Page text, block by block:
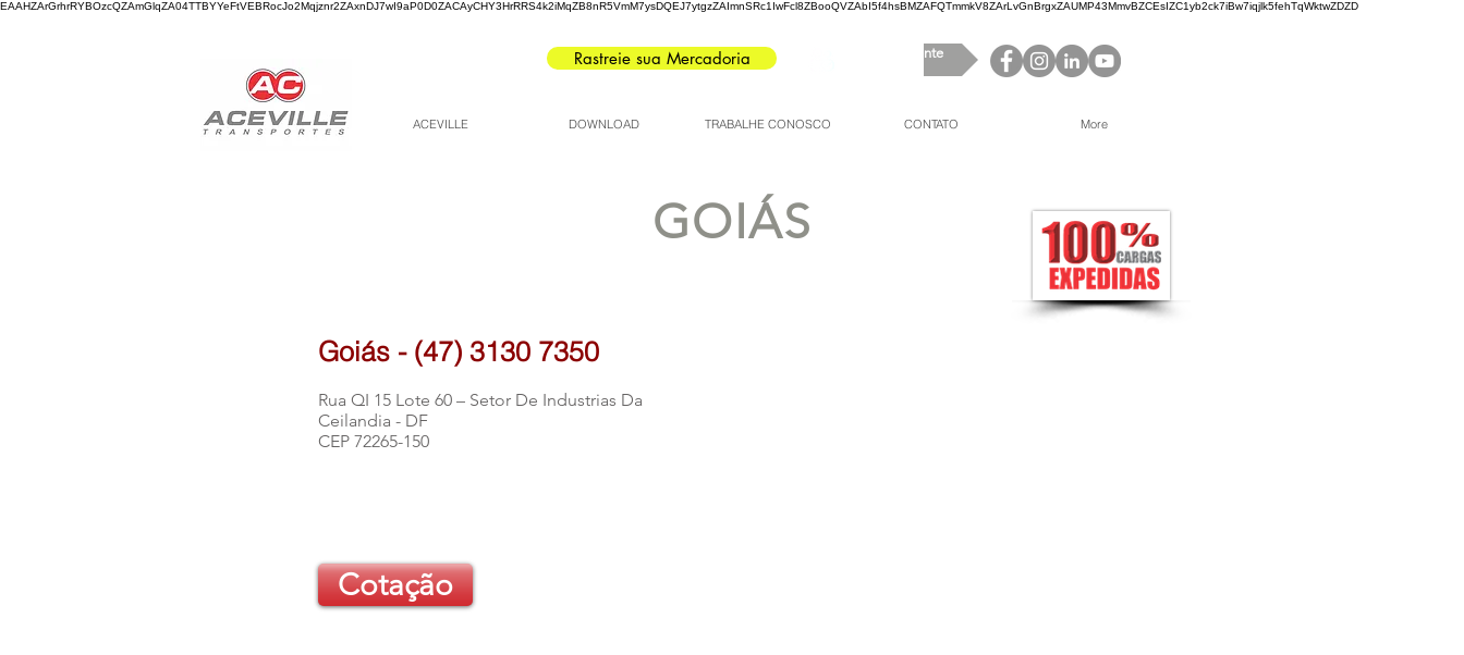
EAAHZArGrhrRYBOzcQZAmGlqZA04TTBYYeFtVEBRocJo2Mqjznr2ZAxnDJ7wI9aP0D0ZACAyCHY3HrRRS4k2iMqZB8nR5VmM7ysDQEJ7ytgzZAImnSRc1IwFcl8ZBooQVZAbI5f4hsBMZAFQTmmkV8ZArLvGnBrgxZAUMP43MmvBZCEsIZC1yb2ck7iBw7iqjlk5fehTqWktwZDZD
Rastreie sua Mercadoria Portal do Cliente
ACEVILLE DOWNLOAD TRABALHE CONOSCO CONTATO More
GOIÁS
Goiás - (47) 3130 7350
Rua QI 15 Lote 60 – Setor De Industrias Da
Ceilandia - DF
CEP 72265-150
Cotação